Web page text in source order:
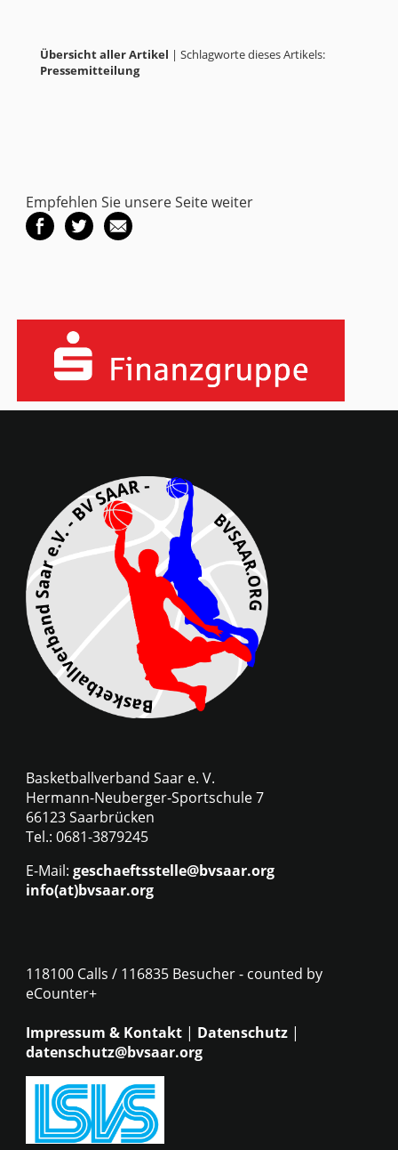
Übersicht aller Artikel | Schlagworte dieses Artikels:
Pressemitteilung
Empfehlen Sie unsere Seite weiter
Basketballverband Saar e. V.
Hermann-Neuberger-Sportschule 7
66123 Saarbrücken
Tel.: 0681-3879245
E-Mail: geschaeftsstelle@bvsaar.org
info(at)bvsaar.org
118100 Calls / 116835 Besucher - counted by
eCounter+
Impressum & Kontakt | Datenschutz |
datenschutz@bvsaar.org